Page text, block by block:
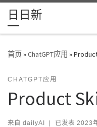
Skip to content
日日新
首页»ChatGPT应用 »
CHATGPT应用
Product
来自 dailyAI | 已发表 2023